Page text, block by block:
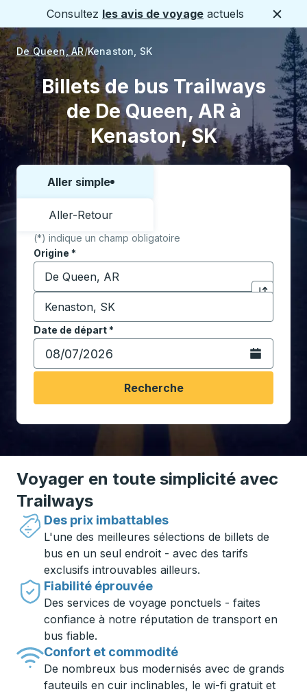
Consultez les avis de voyage actuels
De Queen, AR Kenaston, SK
Billets de bus Trailways
de De Queen, AR à
Kenaston, SK
Choisissez un sens ou un aller-retour:
Aller simple
Aller-Retour
(*) indique un champ obligatoire
Origine *
Commencez à saisir la ville d'origine pour ouvrir
Cliquez
Destination *
Commencez à saisir la ville de destination pour
Date de départ*
Tapez la date au format date Barre oblique du mois à
Ouvrez le
Recherche
Voyager en toute simplicité avec
Trailways
Des prix imbattables
L'une des meilleures sélections de billets de
bus en un seul endroit - avec des tarifs
exclusifs introuvables ailleurs.
Fiabilité éprouvée
Des services de voyage ponctuels - faites
confiance à notre réputation de transport en
bus fiable.
Confort et commodité
De nombreux bus modernisés avec de grands
fauteuils en cuir inclinables, le wi-fi gratuit et